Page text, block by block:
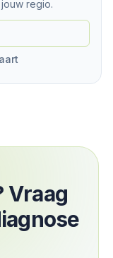
regio.
Vraag